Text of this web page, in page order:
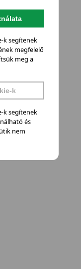
k segítenek
megfelelő
meg a
k
k segítenek
és
nem